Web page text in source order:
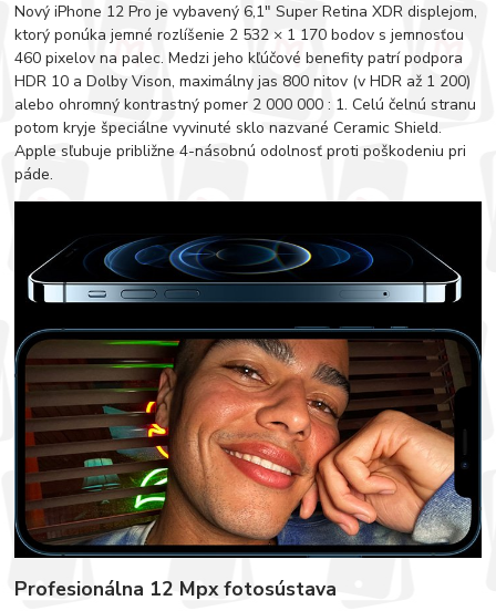
Nový iPhone 12 Pro je vybavený 6,1″ Super Retina XDR displejom,
ktorý ponúka jemné rozlíšenie 2 532 × 1 170 bodov s jemnosťou
460 pixelov na palec. Medzi jeho kľúčové benefity patrí podpora
HDR 10 a Dolby Vison, maximálny jas 800 nitov (v HDR až 1 200)
alebo ohromný kontrastný pomer 2 000 000 : 1. Celú čelnú stranu
potom kryje špeciálne vyvinuté sklo nazvané Ceramic Shield.
Apple sľubuje približne 4-násobnú odolnosť proti poškodeniu pri
páde.
Profesionálna 12 Mpx fotosústava